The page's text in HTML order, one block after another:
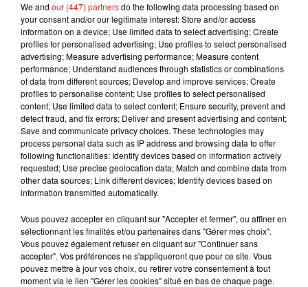
Pour rappel, sila version originale avait rencontré un succès
phénoménal, selon plusieurs médias américains, au moins
deux acteurs du casting initial devraient participer au reboot :
Elizabeth Berkley, qui jouait le rôle Jessie, et Mario Lopez qui
d’origine qui aura évolué depuis le temps. D'autre part,
ce reboot deSauvés par le gong !sera lancé le 25 novembre
prochain.
We and our (447) partnersdo the following data processing based on
your consent and/or our legitimate interest: Store and/or access
information on a device; Use limited data to select advertising; Create
profiles for personalised advertising; Use profiles to select personalised
advertising; Measure advertising performance; Measure content
performance; Understand audiences through statistics or combinations
of data from different sources; Develop and improve services; Create
profiles to personalise content; Use profiles to select personalised
content; Use limited data to select content; Ensure security, prevent and
detect fraud, and fix errors; Deliver and present advertising and content;
Save and communicate privacy choices. These technologies may
process personal data such as IP address and browsing data to offer
following functionalities: Identify devices based on information actively
requested; Use precise geolocation data; Match and combine data from
other data sources; Link different devices; Identify devices based on
information transmitted automatically.
Vous pouvez accepter en cliquant sur "Accepter et fermer", ou affiner en
sélectionnant les finalités et/ou partenaires dans "Gérer mes choix".
Vous pouvez également refuser en cliquant sur "Continuer sans
accepter". Vos préférences ne s'appliqueront que pour ce site. Vous
pouvez mettre à jour vos choix, ou retirer votre consentement à tout
moment via le lien "Gérer les cookies" situé en bas de chaque page.